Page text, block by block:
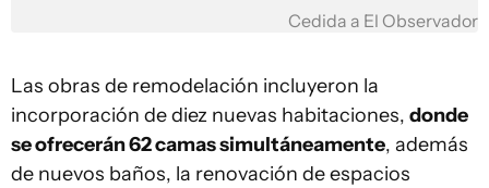
Cedida a El Observador
Las obras de remodelación incluyeron la
incorporación de diez nuevas habitaciones, donde
se ofrecerán 62 camas simultáneamente, además
de nuevos baños, la renovación de espacios